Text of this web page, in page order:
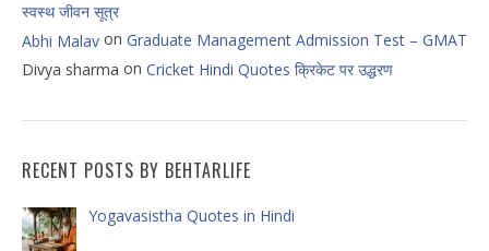
स्वस्थ जीवन सूत्र
Abhi Malav on Graduate Management Admission Test – GMAT
Divya sharma on Cricket Hindi Quotes क्रिकेट पर उद्धरण
RECENT POSTS BY BEHTARLIFE
Yogavasistha Quotes in Hindi